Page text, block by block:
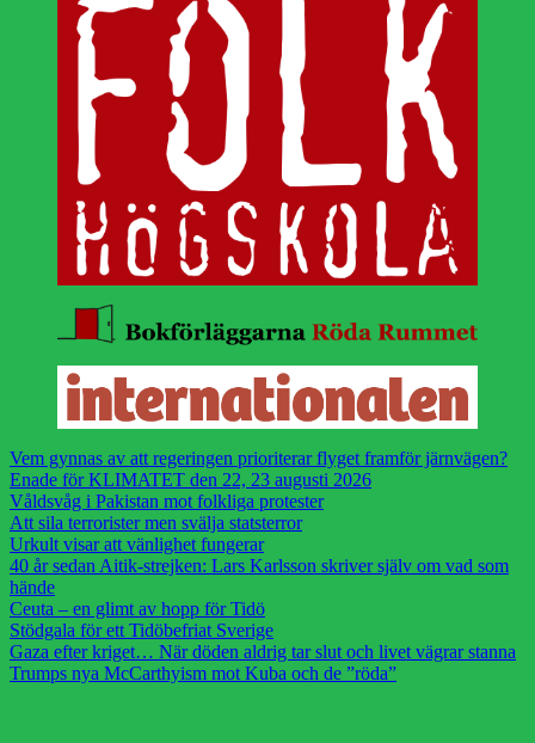
Vem gynnas av att regeringen prioriterar flyget framför järnvägen?
Enade för KLIMATET den 22, 23 augusti 2026
Våldsvåg i Pakistan mot folkliga protester
Att sila terrorister men svälja statsterror
Urkult visar att vänlighet fungerar
40 år sedan Aitik-strejken: Lars Karlsson skriver själv om vad som
hände
Ceuta – en glimt av hopp för Tidö
Stödgala för ett Tidöbefriat Sverige
Gaza efter kriget… När döden aldrig tar slut och livet vägrar stanna
Trumps nya McCarthyism mot Kuba och de ”röda”